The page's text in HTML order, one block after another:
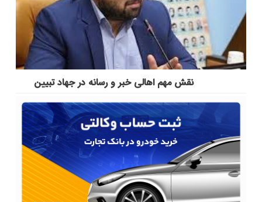
نقش مهم اهالی خبر و رسانه در جهاد تبیین